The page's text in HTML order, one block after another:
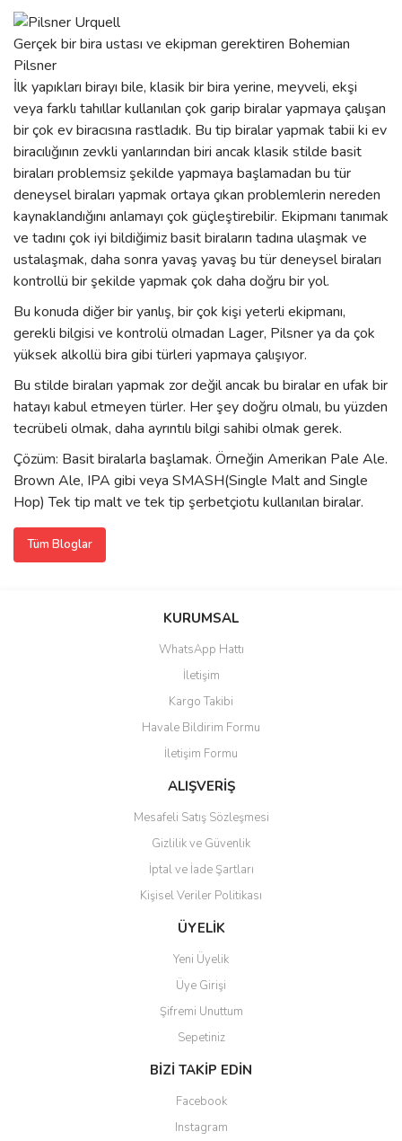
Gerçek bir bira ustası ve ekipman gerektiren Bohemian
Pilsner
İlk yapıkları birayı bile, klasik bir bira yerine, meyveli, ekşi
veya farklı tahıllar kullanılan çok garip biralar yapmaya çalışan
bir çok ev biracısına rastladık. Bu tip biralar yapmak tabii ki ev
biracılığının zevkli yanlarından biri ancak klasik stilde basit
biraları problemsiz şekilde yapmaya başlamadan bu tür
deneysel biraları yapmak ortaya çıkan problemlerin nereden
kaynaklandığını anlamayı çok güçleştirebilir. Ekipmanı tanımak
ve tadını çok iyi bildiğimiz basit biraların tadına ulaşmak ve
ustalaşmak, daha sonra yavaş yavaş bu tür deneysel biraları
kontrollü bir şekilde yapmak çok daha doğru bir yol.
Bu konuda diğer bir yanlış, bir çok kişi yeterli ekipmanı,
gerekli bilgisi ve kontrolü olmadan Lager, Pilsner ya da çok
yüksek alkollü bira gibi türleri yapmaya çalışıyor.
Bu stilde biraları yapmak zor değil ancak bu biralar en ufak bir
hatayı kabul etmeyen türler. Her şey doğru olmalı, bu yüzden
tecrübeli olmak, daha ayrıntılı bilgi sahibi olmak gerek.
Çözüm: Basit biralarla başlamak. Örneğin Amerikan Pale Ale.
Brown Ale, IPA gibi veya SMASH(Single Malt and Single
Hop) Tek tip malt ve tek tip şerbetçiotu kullanılan biralar.
Tüm Bloglar
KURUMSAL
WhatsApp Hattı
İletişim
Kargo Takibi
Havale Bildirim Formu
İletişim Formu
ALIŞVERİŞ
Mesafeli Satış Sözleşmesi
Gizlilik ve Güvenlik
İptal ve İade Şartları
Kişisel Veriler Politikası
ÜYELİK
Yeni Üyelik
Üye Girişi
Şifremi Unuttum
Sepetiniz
BİZİ TAKİP EDİN
Facebook
Instagram